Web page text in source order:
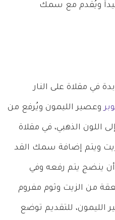
ويُقدم مع سمك
في مقلاة على النار
وعصير الليمون ويُرفع من
اللون الذهبي، في مقلاة
ويتم إضافة سمك القد
أن ينضج يتم رفعه وفي
من الزيت وثوم مفروم
للتقديم توضع